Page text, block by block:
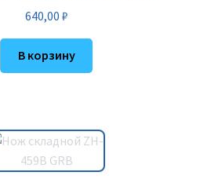
640,00 ₽
В корзину